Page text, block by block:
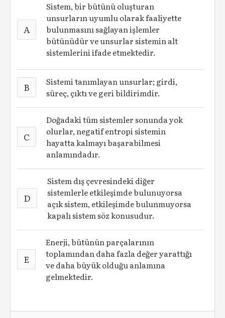
A
Sistem, bir bütünü oluşturan
unsurların uyumlu olarak faaliyette
bulunmasını sağlayan işlemler
bütünüdür ve unsurlar sistemin alt
sistemlerini ifade etmektedir.
B
Sistemi tanımlayan unsurlar; girdi,
süreç, çıktı ve geri bildirimdir.
C
Doğadaki tüm sistemler sonunda yok
olurlar, negatif entropi sistemin
hayatta kalmayı başarabilmesi
anlamındadır.
D
Sistem dış çevresindeki diğer
sistemlerle etkileşimde bulunuyorsa
açık sistem, etkileşimde bulunmuyorsa
kapalı sistem söz konusudur.
E
Enerji, bütünün parçalarının
toplamından daha fazla değer yarattığı
ve daha büyük olduğu anlamına
gelmektedir.